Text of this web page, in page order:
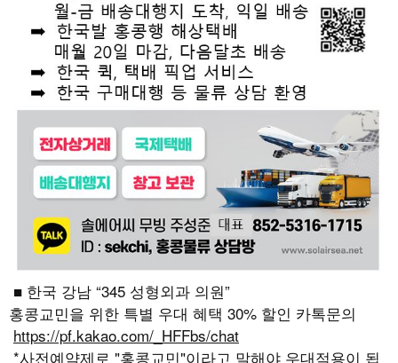
■ 한국 강남 “345 성형외과 의원”
홍콩교민을 위한 특별 우대 혜택 30% 할인 카톡문의
https://pf.kakao.com/_HFFbs/chat
*사전예약제로 "홍콩교민"이라고 말해야 우대적용이 됩